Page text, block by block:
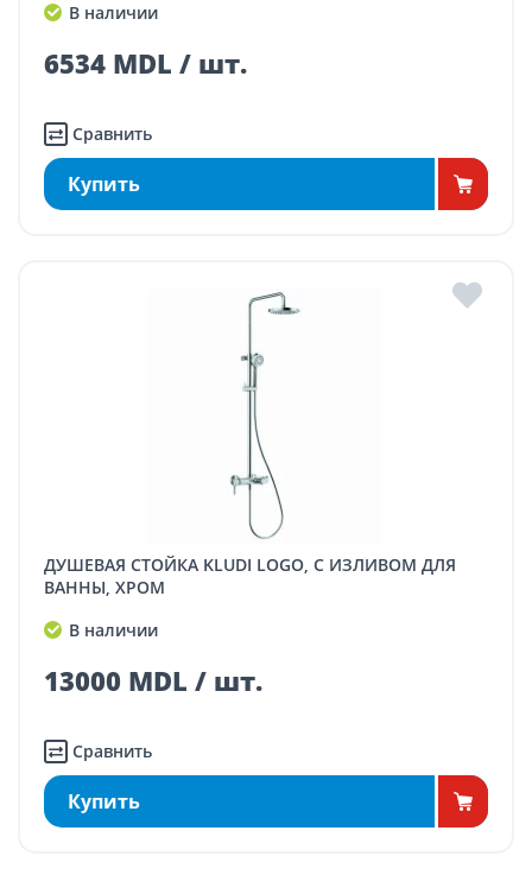
В наличии
6534 MDL / шт.
Сравнить
Купить
ДУШЕВАЯ СТОЙКА KLUDI LOGO, С ИЗЛИВОМ ДЛЯ
ВАННЫ, ХРОМ
В наличии
13000 MDL / шт.
Сравнить
Купить